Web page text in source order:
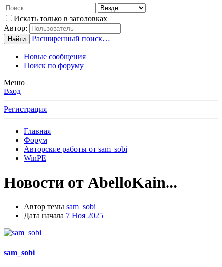
Искать только в заголовках
Автор:
Найти Расширенный поиск…
Новые сообщения
Поиск по форуму
Меню
Вход
Регистрация
Главная
Форум
Авторские работы от sam_sobi
WinPE
Новости от AbelloKain...
Автор темы sam_sobi
Дата начала 7 Ноя 2025
sam_sobi